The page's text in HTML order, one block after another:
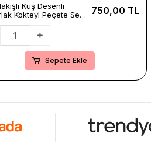
Kuş Desenli
Kokteyl Peçete Seti-
Uyumlu Mavi-
Yeşil Sunum Peçetesi
750,00 TL
Sepete Ekle